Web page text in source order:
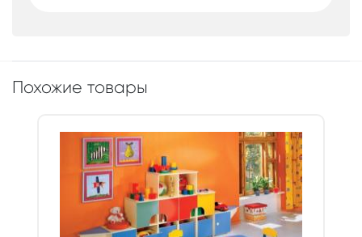
Похожие товары